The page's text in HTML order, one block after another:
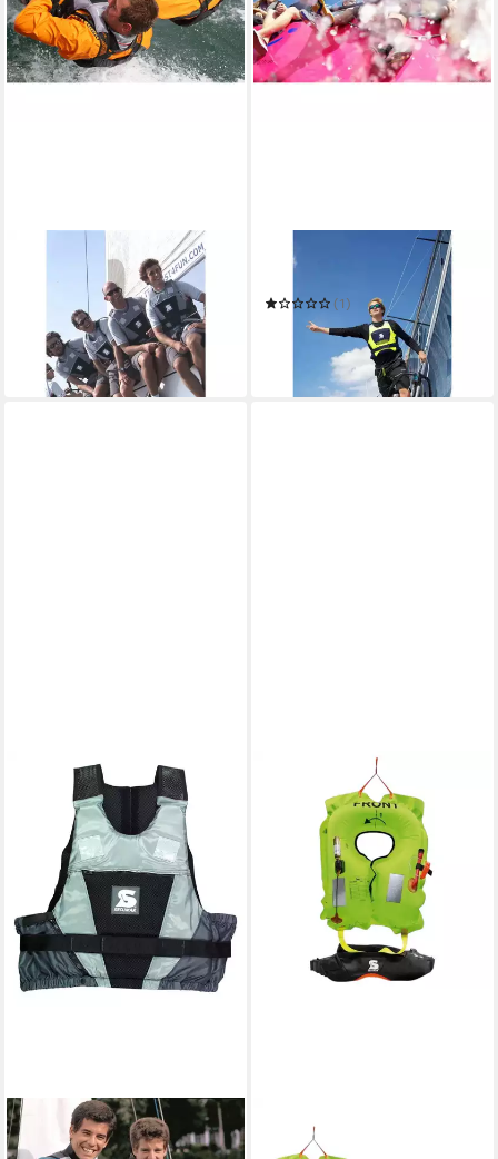
Schwimmweste Jump
ab 49,99 €
in 4-5 Werktagen bei dir
Schwimmweste Jump Pro
(1)
ab 59,31 € UVP65,90 €
in 4-5 Werktagen bei dir